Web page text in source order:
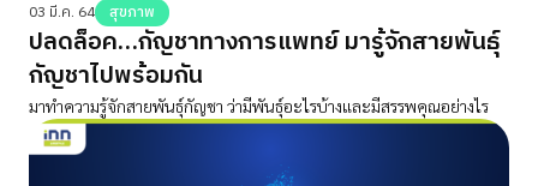
03 มี.ค. 64 สุขภาพ
ปลดล็อค…กัญชาทางการแพทย์ มารู้จักสายพันธุ์
กัญชาไปพร้อมกัน
มาทำความรู้จักสายพันธุ์กัญชา ว่ามีพันธุ์อะไรบ้างและมีสรรพคุณอย่างไร